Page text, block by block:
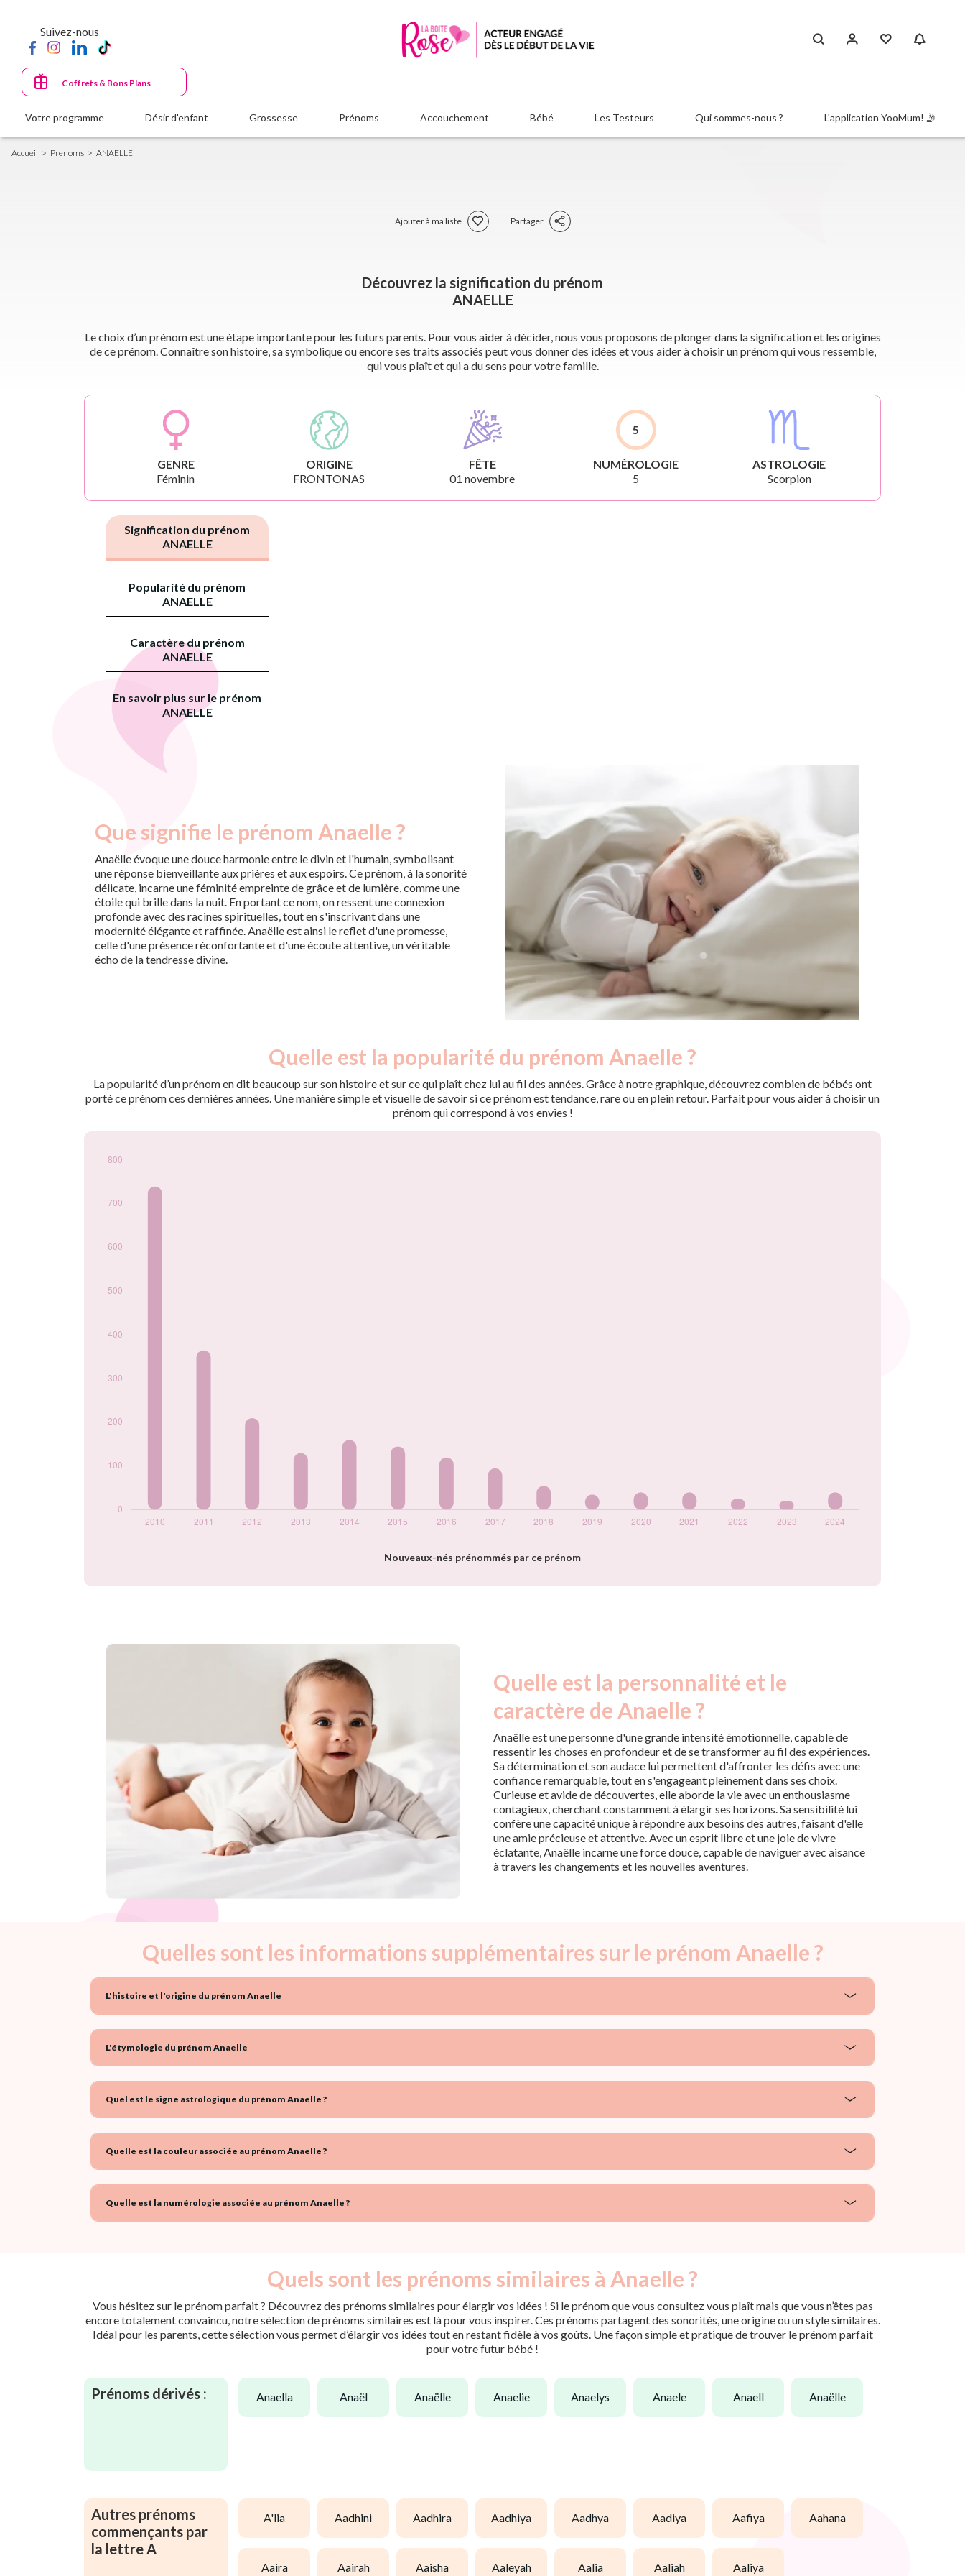
principal
Suivez-nous
Coffrets & Bons Plans
Votre programme Désir d'enfant Grossesse Prénoms Accouchement Bébé Les Testeurs Qui sommes-nous ? L'application YooMum! 🤳
Fil
d'Ariane
Accueil Prenoms ANAELLE
Ajouter à ma liste Partager
Découvrez la signification du prénom
ANAELLE
Le choix d’un prénom est une étape importante pour les futurs parents. Pour vous aider à décider, nous vous proposons de plonger dans la signification et les origines
de ce prénom. Connaître son histoire, sa symbolique ou encore ses traits associés peut vous donner des idées et vous aider à choisir un prénom qui vous ressemble,
qui vous plaît et qui a du sens pour votre famille.
GENRE
Féminin
ORIGINE
FRONTONAS
FÊTE
01 novembre
5
NUMÉROLOGIE
5
ASTROLOGIE
Scorpion
Signification du prénom
ANAELLE
Popularité du prénom
ANAELLE
Caractère du prénom
ANAELLE
En savoir plus sur le prénom
ANAELLE
Que signifie le prénom Anaelle ?
Anaëlle évoque une douce harmonie entre le divin et l'humain, symbolisant
une réponse bienveillante aux prières et aux espoirs. Ce prénom, à la sonorité
délicate, incarne une féminité empreinte de grâce et de lumière, comme une
étoile qui brille dans la nuit. En portant ce nom, on ressent une connexion
profonde avec des racines spirituelles, tout en s'inscrivant dans une
modernité élégante et raffinée. Anaëlle est ainsi le reflet d'une promesse,
celle d'une présence réconfortante et d'une écoute attentive, un véritable
écho de la tendresse divine.
Quelle est la popularité du prénom Anaelle ?
La popularité d’un prénom en dit beaucoup sur son histoire et sur ce qui plaît chez lui au fil des années. Grâce à notre graphique, découvrez combien de bébés ont
porté ce prénom ces dernières années. Une manière simple et visuelle de savoir si ce prénom est tendance, rare ou en plein retour. Parfait pour vous aider à choisir un
prénom qui correspond à vos envies !
Nouveaux-nés prénommés par ce prénom
Popularité du
2009
965
2010
740
2014
160
2017
95
2020
40
2022
25
Quelle est la personnalité et le
caractère de Anaelle ?
Anaëlle est une personne d'une grande intensité émotionnelle, capable de
ressentir les choses en profondeur et de se transformer au fil des expériences.
Sa détermination et son audace lui permettent d'affronter les défis avec une
confiance remarquable, tout en s'engageant pleinement dans ses choix.
Curieuse et avide de découvertes, elle aborde la vie avec un enthousiasme
contagieux, cherchant constamment à élargir ses horizons. Sa sensibilité lui
confère une capacité unique à répondre aux besoins des autres, faisant d'elle
une amie précieuse et attentive. Avec un esprit libre et une joie de vivre
éclatante, Anaëlle incarne une force douce, capable de naviguer avec aisance
à travers les changements et les nouvelles aventures.
Quelles sont les informations supplémentaires sur le prénom Anaelle ?
L'histoire et l'origine du prénom Anaelle
L'étymologie du prénom Anaelle
Quel est le signe astrologique du prénom Anaelle ?
Quelle est la couleur associée au prénom Anaelle ?
Quelle est la numérologie associée au prénom Anaelle ?
Quels sont les prénoms similaires à Anaelle ?
Vous hésitez sur le prénom parfait ? Découvrez des prénoms similaires pour élargir vos idées ! Si le prénom que vous consultez vous plaît mais que vous n’êtes pas
encore totalement convaincu, notre sélection de prénoms similaires est là pour vous inspirer. Ces prénoms partagent des sonorités, une origine ou un style similaires.
Idéal pour les parents, cette sélection vous permet d’élargir vos idées tout en restant fidèle à vos goûts. Une façon simple et pratique de trouver le prénom parfait
pour votre futur bébé !
Prénoms dérivés : anaella anaël anaëlle anaelie anaelys anaele anaell anaëlle
Autres prénoms
commençants par
la lettre A
a'lia aadhini aadhira aadhiya aadhya aadiya aafiya aahana
aaira aairah aaisha aaleyah aalia aaliah aaliya